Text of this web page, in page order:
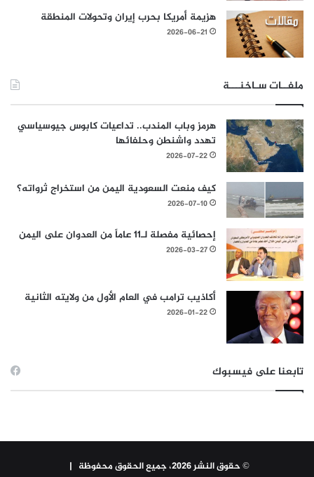
هزيمة أمريكا بحرب إيران وتحولات المنطقة
2026-06-21
ملفــات سـاخنـــة
هرمز وباب المندب.. تداعيات كابوس جيوسياسي
تهدد واشنطن وحلفائها
2026-07-22
كيف منعت السعودية اليمن من استخراج ثرواته؟
2026-07-10
إحصائية مفصلة لـ11 عاماً من العدوان على اليمن
2026-03-27
أكاذيب ترامب في العام الأول من ولايته الثانية
2026-01-22
تابعنا على فيسبوك
© حقوق النشر 2026، جميع الحقوق محفوظة |